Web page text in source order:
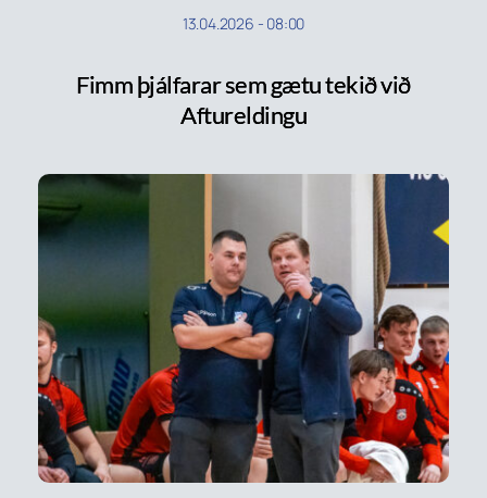
13.04.2026 - 08:00
Fimm þjálfarar sem gætu tekið við
Aftureldingu